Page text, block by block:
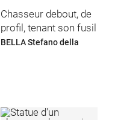
Chasseur debout, de
profil, tenant son fusil
BELLA Stefano della